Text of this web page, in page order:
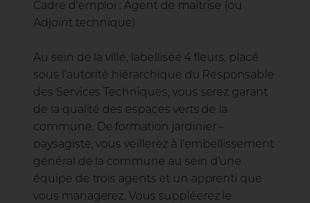
Cadre d’emploi : Agent de maîtrise (ou
Adjoint technique)
Au sein de la ville, labellisée 4 fleurs, placé
sous l’autorité hiérarchique du Responsable
des Services Techniques, vous serez garant
de la qualité des espaces verts de la
commune. De formation jardinier –
paysagiste, vous veillerez à l’embellissement
général de la commune au sein d’une
équipe de trois agents et un apprenti que
vous managerez. Vous suppléerez le